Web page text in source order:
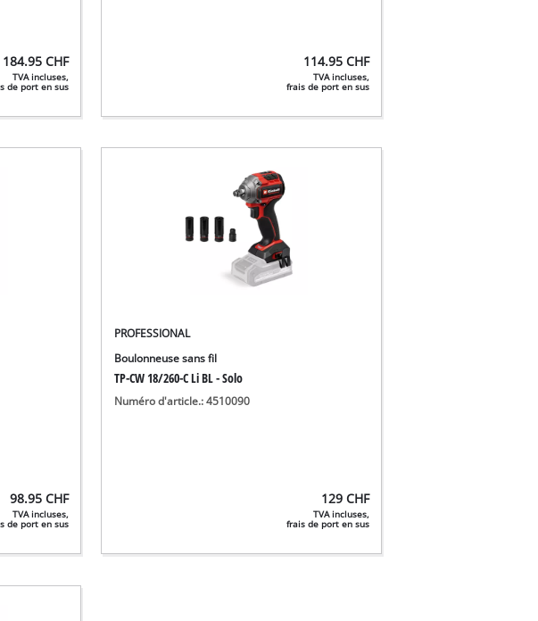
184.95 CHF
TVA incluses,
de port en sus
114.95 CHF
TVA incluses,
frais de port en sus
98.95 CHF
TVA incluses,
de port en sus
PROFESSIONAL
Boulonneuse sans fil
TP-CW 18/260-C Li BL - Solo
Numéro d'article.: 4510090
129 CHF
TVA incluses,
frais de port en sus